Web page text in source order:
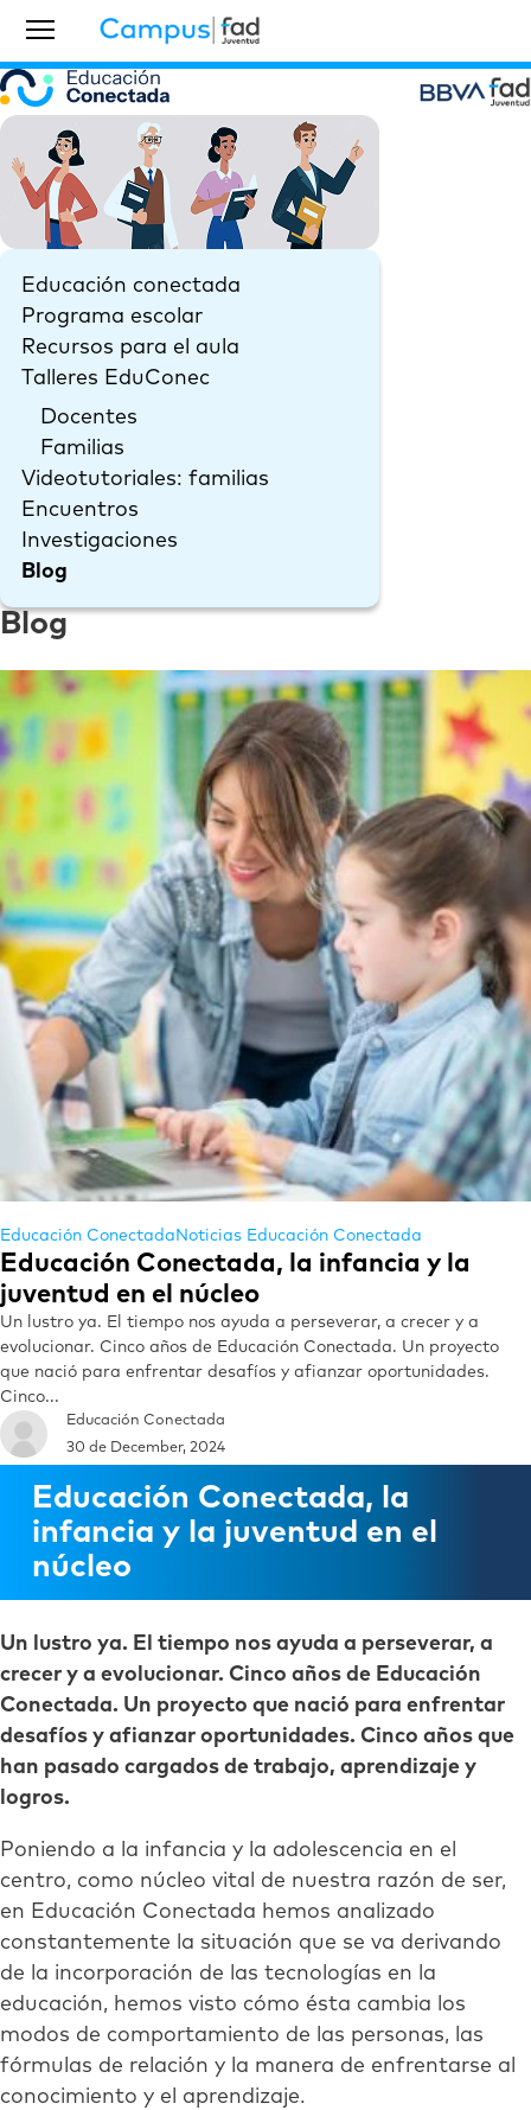
Educación conectada
Programa escolar
Recursos para el aula
Talleres EduConec
Docentes
Familias
Videotutoriales: familias
Encuentros
Investigaciones
Blog
Blog
Educación Conectada Noticias Educación Conectada
Educación Conectada, la infancia y la
juventud en el núcleo
Un lustro ya. El tiempo nos ayuda a perseverar, a crecer y a
evolucionar. Cinco años de Educación Conectada. Un proyecto
que nació para enfrentar desafíos y afianzar oportunidades.
Cinco...
Educación Conectada
30 de December, 2024
Educación Conectada, la
infancia y la juventud en el
núcleo
Un lustro ya. El tiempo nos ayuda a perseverar, a
crecer y a evolucionar. Cinco años de Educación
Conectada. Un proyecto que nació para enfrentar
desafíos y afianzar oportunidades. Cinco años que
han pasado cargados de trabajo, aprendizaje y
logros.
Poniendo a la infancia y la adolescencia en el
centro, como núcleo vital de nuestra razón de ser,
en Educación Conectada hemos analizado
constantemente la situación que se va derivando
de la incorporación de las tecnologías en la
educación, hemos visto cómo ésta cambia los
modos de comportamiento de las personas, las
fórmulas de relación y la manera de enfrentarse al
conocimiento y el aprendizaje.